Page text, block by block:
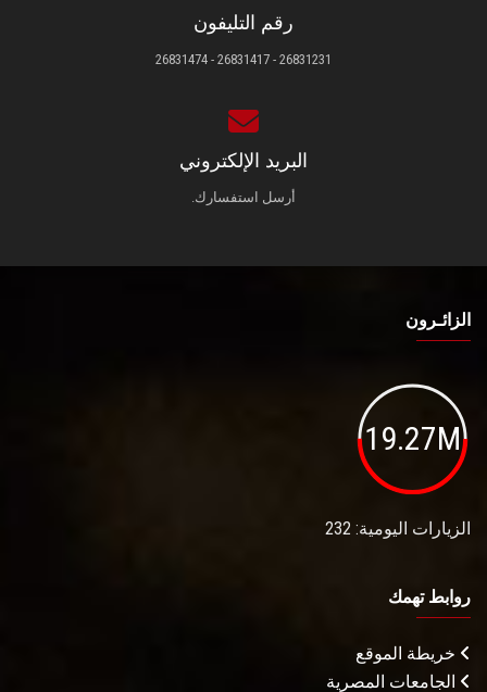
رقم التليفون
26831231 - 26831417 - 26831474
البريد الإلكتروني
أرسل استفسارك.
الزائـرون
19.27M
الزيارات اليومية: 232
روابط تهمك
خريطة الموقع
الجامعات المصرية